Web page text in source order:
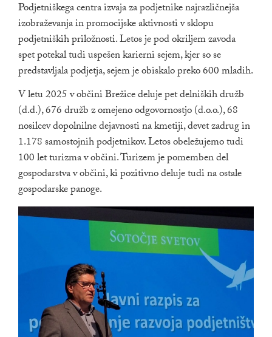
Podjetniškega centra izvaja za podjetnike najrazličnejša
izobraževanja in promocijske aktivnosti v sklopu
podjetniških priložnosti. Letos je pod okriljem zavoda
spet potekal tudi uspešen karierni sejem, kjer so se
predstavljala podjetja, sejem je obiskalo preko 600 mladih.
V letu 2025 v občini Brežice deluje pet delniških družb
(d.d.), 676 družb z omejeno odgovornostjo (d.o.o.), 68
nosilcev dopolnilne dejavnosti na kmetiji, devet zadrug in
1.178 samostojnih podjetnikov. Letos obeležujemo tudi
100 let turizma v občini. Turizem je pomemben del
gospodarstva v občini, ki pozitivno deluje tudi na ostale
gospodarske panoge.